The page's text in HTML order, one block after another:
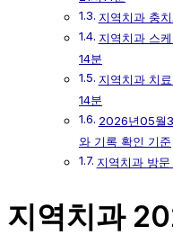
지역치과 충
지역치과 스
14분
지역치과 치
14분
2026년05월
와 기록 확인 기준
지역치과 방
지역치과